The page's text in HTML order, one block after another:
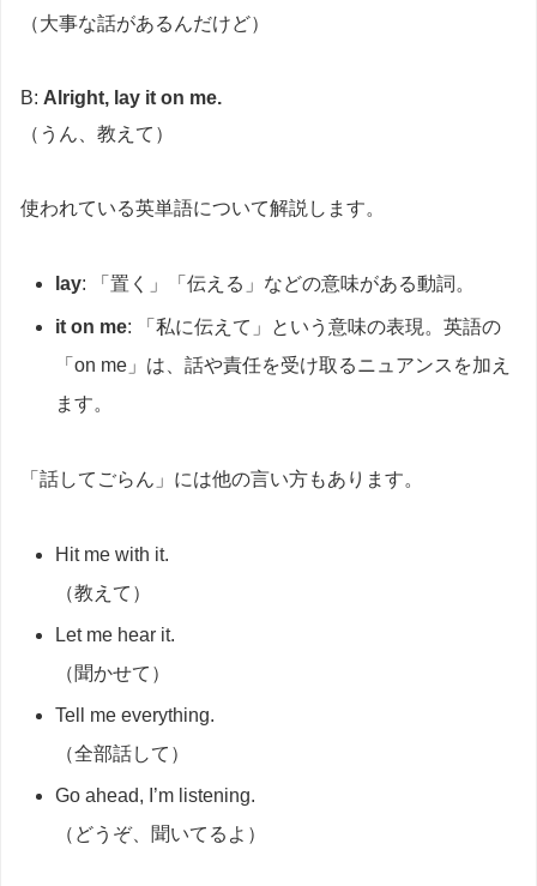
（大事な話があるんだけど）
B: Alright, lay it on me.
（うん、教えて）
使われている英単語について解説します。
lay: 「置く」「伝える」などの意味がある動詞。
it on me: 「私に伝えて」という意味の表現。英語の
「on me」は、話や責任を受け取るニュアンスを加え
ます。
「話してごらん」には他の言い方もあります。
Hit me with it.
（教えて）
Let me hear it.
（聞かせて）
Tell me everything.
（全部話して）
Go ahead, I’m listening.
（どうぞ、聞いてるよ）